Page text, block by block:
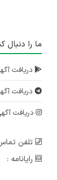
ما را دنبال
دریافت
دریافت
دریافت
تلفن
رایانامه :